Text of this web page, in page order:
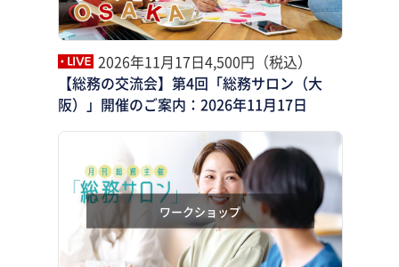
2026年11月17日4,500円（税込）
【総務の交流会】第4回「総務サロン（大
阪）」開催のご案内：2026年11月17日
ワークショップ